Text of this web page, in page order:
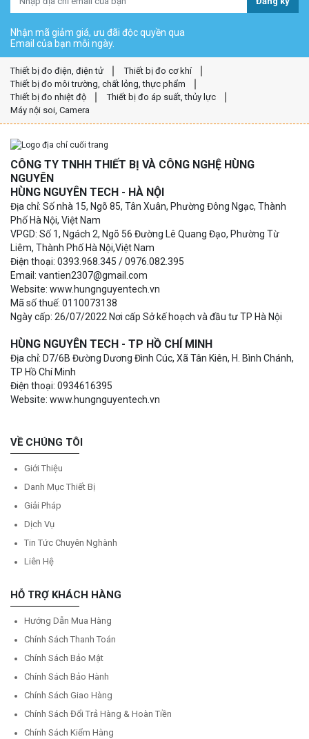
Nhận mã giảm giá, ưu đãi độc quyền qua
Email của bạn mỗi ngày.
Thiết bị đo điện, điện tử
Thiết bị đo cơ khí
Thiết bị đo môi trường, chất lỏng, thực phẩm
Thiết bị đo nhiệt độ
Thiết bị đo áp suất, thủy lực
Máy nội soi, Camera
CÔNG TY TNHH THIẾT BỊ VÀ CÔNG NGHỆ HÙNG
NGUYÊN
HÙNG NGUYÊN TECH - HÀ NỘI
Địa chỉ: Số nhà 15, Ngõ 85, Tân Xuân, Phường Đông Ngạc, Thành
Phố Hà Nội, Việt Nam
VPGD: Số 1, Ngách 2, Ngõ 56 Đường Lê Quang Đạo, Phường Từ
Liêm, Thành Phố Hà Nội,Việt Nam
Điện thoại: 0393.968.345 / 0976.082.395
Email: vantien2307@gmail.com
Website: www.hungnguyentech.vn
Mã số thuế: 0110073138
Ngày cấp: 26/07/2022 Nơi cấp Sở kế hoạch và đầu tư TP Hà Nội
HÙNG NGUYÊN TECH - TP HỒ CHÍ MINH
Địa chỉ: D7/6B Đường Dương Đình Cúc, Xã Tân Kiên, H. Bình Chánh,
TP Hồ Chí Minh
Điện thoại: 0934616395
Website: www.hungnguyentech.vn
VỀ CHÚNG TÔI
Giới Thiệu
Danh Mục Thiết Bị
Giải Pháp
Dịch Vụ
Tin Tức Chuyên Nghành
Liên Hệ
HỖ TRỢ KHÁCH HÀNG
Hướng Dẫn Mua Hàng
Chính Sách Thanh Toán
Chính Sách Bảo Mật
Chính Sách Bảo Hành
Chính Sách Giao Hàng
Chính Sách Đổi Trả Hàng & Hoàn Tiền
Chính Sách Kiểm Hàng